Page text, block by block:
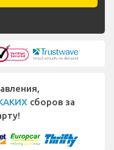
сборов за